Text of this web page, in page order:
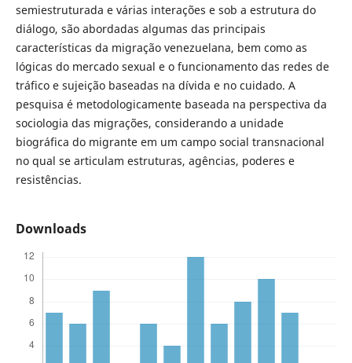
semiestruturada e várias interações e sob a estrutura do
diálogo, são abordadas algumas das principais
características da migração venezuelana, bem como as
lógicas do mercado sexual e o funcionamento das redes de
tráfico e sujeição baseadas na dívida e no cuidado. A
pesquisa é metodologicamente baseada na perspectiva da
sociologia das migrações, considerando a unidade
biográfica do migrante em um campo social transnacional
no qual se articulam estruturas, agências, poderes e
resistências.
Downloads